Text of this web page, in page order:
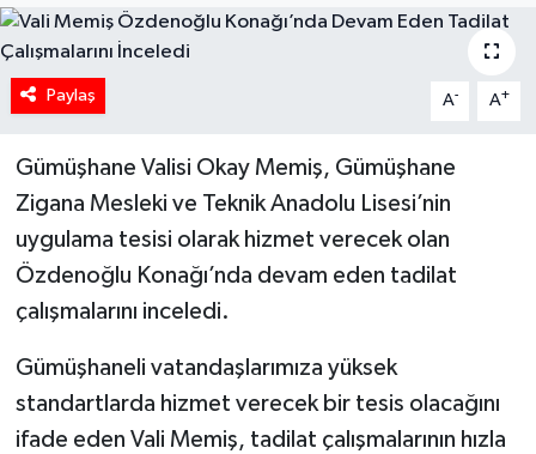
Paylaş A- A+
Gümüşhane Valisi Okay Memiş, Gümüşhane
Zigana Mesleki ve Teknik Anadolu Lisesi’nin
uygulama tesisi olarak hizmet verecek olan
Özdenoğlu Konağı’nda devam eden tadilat
çalışmalarını inceledi.
Gümüşhaneli vatandaşlarımıza yüksek
standartlarda hizmet verecek bir tesis olacağını
ifade eden Vali Memiş, tadilat çalışmalarının hızla